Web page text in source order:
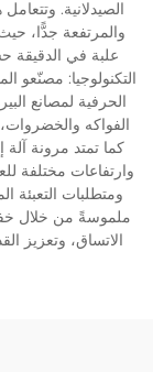
الصيدلانية.
علبة في
التكنولوجيا: مصنّعو
الحرفية لمصانع
الفواكه
كما تمتد مرونة آلة
وارتفاعات مختلفة
ومتطلبات التعبئة
ملموسةً من خلال
الاتساق، وتعزيز